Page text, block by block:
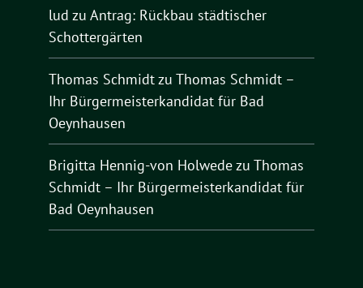
lud zu Antrag: Rückbau städtischer
Schottergärten
Thomas Schmidtzu Thomas Schmidt –
Ihr Bürgermeisterkandidat für Bad
Oeynhausen
Brigitta Hennig-von Holwedezu Thomas
Schmidt – Ihr Bürgermeisterkandidat für
Bad Oeynhausen